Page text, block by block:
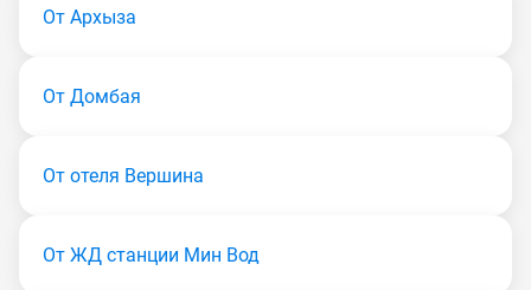
От Архыза
От Домбая
От отеля Вершина
От ЖД станции Мин Вод